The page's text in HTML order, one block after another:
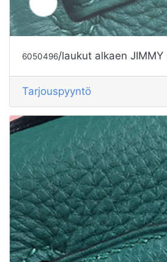
6050508/laukut alkaen LOEWE